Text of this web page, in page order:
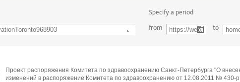
Specify a period
from
to
Проект распоряжения Комитета по здравоохранению Санкт-Петербурга "О
изменений в распоряжение Комитета по здравоохранению от 12.08.2011 № 430-